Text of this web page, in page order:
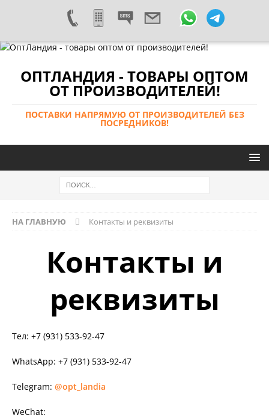
ОПТЛАНДИЯ - ТОВАРЫ ОПТОМ
ОТ ПРОИЗВОДИТЕЛЕЙ!
ПОСТАВКИ НАПРЯМУЮ ОТ ПРОИЗВОДИТЕЛЕЙ БЕЗ
ПОСРЕДНИКОВ!
НА ГЛАВНУЮ Контакты и реквизиты
Контакты и
реквизиты
Тел: +7 (931) 533-92-47
WhatsApp: +7 (931) 533-92-47
Telegram: @opt_landia
WeChat: